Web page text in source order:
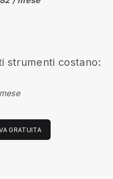
strumenti costano:
GRATUITA